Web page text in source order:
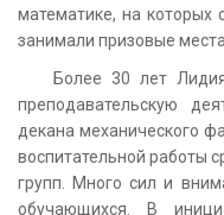
математике, на которых
занимали призовые места.
Более 30 лет
преподавательскую
декана механического
воспитательной работы
групп. Много сил и
обучающихся. В